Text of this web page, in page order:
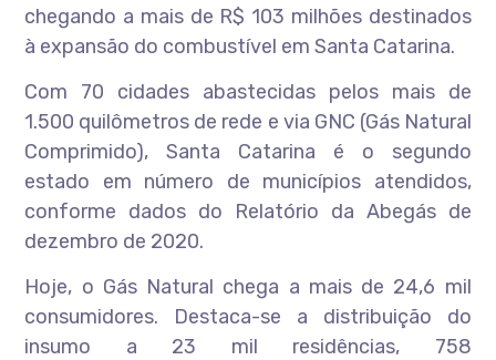
chegando a mais de R$ 103 milhões destinados
à expansão do combustível em Santa Catarina.
Com 70 cidades abastecidas pelos mais de
1.500 quilômetros de rede e via GNC (Gás Natural
Comprimido), Santa Catarina é o segundo
estado em número de municípios atendidos,
conforme dados do Relatório da Abegás de
dezembro de 2020.
Hoje, o Gás Natural chega a mais de 24,6 mil
consumidores. Destaca-se a distribuição do
insumo a 23 mil residências, 758